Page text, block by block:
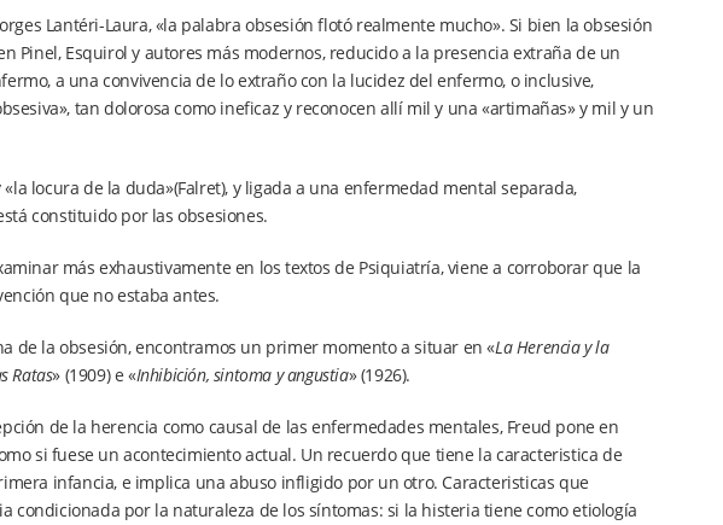
Lantéri-Laura, «la palabra obsesión flotó realmente mucho». Si bien la obsesión
Pinel, Esquirol y autores más modernos, reducido a la presencia extraña de un
a una convivencia de lo extraño con la lucidez del enfermo, o inclusive,
tan dolorosa como ineficaz y reconocen allí mil y una «artimañas» y mil y un
locura de la duda»(Falret), y ligada a una enfermedad mental separada,
constituido por las obsesiones.
más exhaustivamente en los textos de Psiquiatría, viene a corroborar que la
que no estaba antes.
de la obsesión, encontramos un primer momento a situar en «La Herencia y la
Ratas» (1909) e «Inhibición, sintoma y angustia» (1926).
de la herencia como causal de las enfermedades mentales, Freud pone en
si fuese un acontecimiento actual. Un recuerdo que tiene la caracteristica de
infancia, e implica una abuso infligido por un otro. Caracteristicas que
condicionada por la naturaleza de los síntomas: si la histeria tiene como etiología